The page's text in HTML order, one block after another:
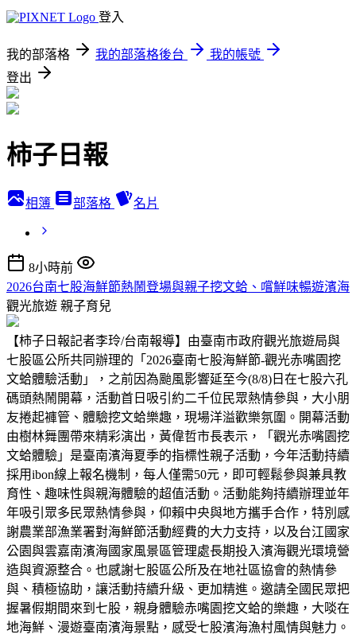
登入
我的部落格 我的部落格後台
我的帳號
登出
柿子日報
相簿 部落格 名片
8小時前
2026台南七股海鮮節熱鬧登場與親子挖文蛤、嚐鮮味暢遊濱海
觀光旅遊 親子育兒
【柿子日報記者李玲/台南報導】由臺南市政府觀光旅遊局與
七股區公所共同辦理的「2026臺南七股海鮮節-觀光赤嘴園挖
文蛤體驗活動」，之前因為颱風影響延至今(8/8)日在七股六孔
碼頭熱鬧開幕，活動首日吸引約二千位民眾熱情參與，大小朋
友捲起褲管、體驗挖文蛤樂趣，現場洋溢歡樂氛圍。開幕活動
由樹林舞團帶來精彩演出，黃偉哲市長表示，「觀光赤嘴園挖
文蛤體驗」是臺南濱海夏季的指標性親子活動，今年活動持續
採用ibon線上報名機制，每人僅需50元，即可輕鬆參與兼具教
育性、趣味性與親海體驗的超值活動。活動能夠持續辦理並年
年吸引眾多民眾熱情參與，仰賴中央與地方攜手合作，特別感
謝農業部漁業署對海鮮節活動經費的大力支持，以及台江國家
公園與雲嘉南濱海國家風景區管理處長期投入濱海觀光環境營
造與資源整合。也感謝七股區公所及在地社區協會的熱情參
與、積極協助，讓活動持續升級、更加精進。邀請全國民眾把
握暑假期間來到七股，親身體驗赤嘴園挖文蛤的樂趣，大啖在
地海鮮、漫遊臺南濱海景點，感受七股濱海漁村風情與魅力。